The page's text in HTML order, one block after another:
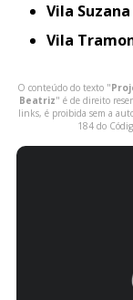
Vila Suzana
Vila
O conteúdo do texto "
Beatriz" é de direito
links, é proibida sem a
184 do